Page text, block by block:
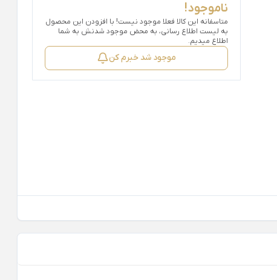
ناموجود!
متاسفانه این کالا فعلا موجود نیست! با افزودن این محصول
به لیست اطلاع رسانی، به محض موجود شدنش به شما
اطلاع میدیم.
موجود شد خبرم کن